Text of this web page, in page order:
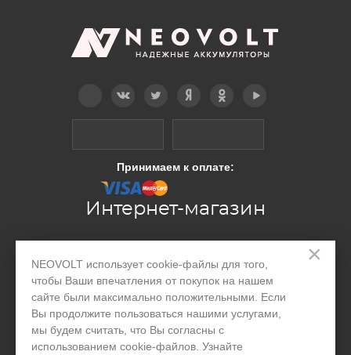
×
NEOVOLT использует cookie-файлы для того,
чтобы Ваши впечатления от покупок на нашем
сайте были максимально положительными. Если
Вы продолжите пользоваться нашими услугами,
мы будем считать, что Вы согласны с
использованием cookie-файлов. Узнайте
Принимаем к оплате:
Интернет-магазин
Организациям
Акции и скидки
Блог